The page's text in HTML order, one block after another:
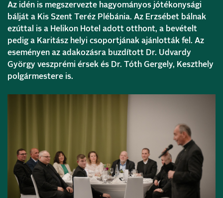
Az idén is megszervezte hagyományos jótékonysági
bálját a Kis Szent Teréz Plébánia. Az Erzsébet bálnak
ezúttal is a Helikon Hotel adott otthont, a bevételt
pedig a Karitász helyi csoportjának ajánlották fel. Az
eseményen az adakozásra buzdított Dr. Udvardy
György veszprémi érsek és Dr. Tóth Gergely, Keszthely
polgármestere is.